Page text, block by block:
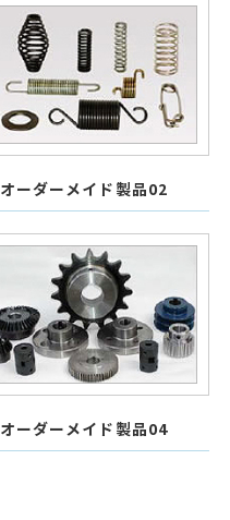
オーダーメイド製品02
オーダーメイド製品04